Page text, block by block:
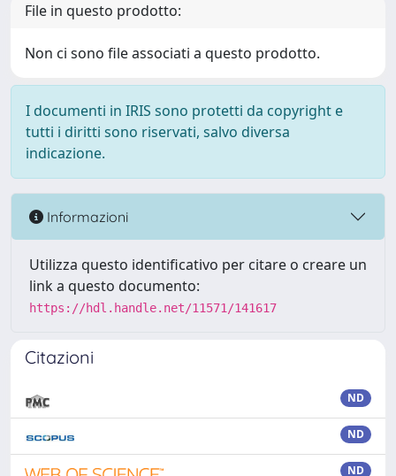
File in questo prodotto:
Non ci sono file associati a questo prodotto.
I documenti in IRIS sono protetti da copyright e
tutti i diritti sono riservati, salvo diversa
indicazione.
Informazioni
Utilizza questo identificativo per citare o creare un
link a questo documento:
https://hdl.handle.net/11571/141617
Citazioni
ND
ND
ND